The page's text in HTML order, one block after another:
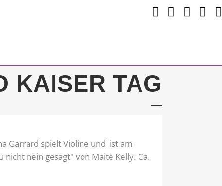
KAISER TAG
Garrard spielt Violine und ist am
nein gesagt" von Maite Kelly. Ca.